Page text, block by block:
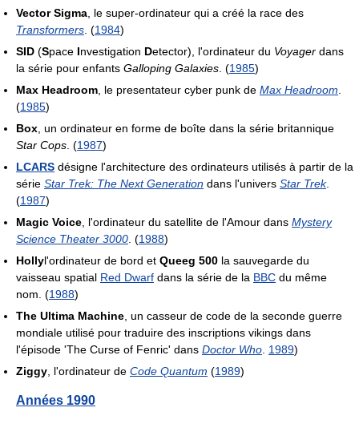
Vector Sigma , le super-ordinateur qui a créé la race des
Transformers . (1984)
SID (Space Investigation Detector), l'ordinateur du Voyager dans
la série pour enfants Galloping Galaxies . (1985)
Max Headroom , le presentateur cyber punk de Max Headroom
(1985)
Box , un ordinateur en forme de boîte dans la série britannique
Star Cops . (1987)
LCARS désigne l'architecture des ordinateurs utilisés à partir de la
série Star Trek: The Next Generation dans l'univers Star Trek.
(1987)
Magic Voice , l'ordinateur du satellite de l'Amour dans Mystery
Science Theater 3000 . (1988)
Hollyl'ordinateur de bord et Queeg 500 la sauvegarde du
vaisseau spatial Red Dwarf dans la série de la BBC du même
nom. (1988)
The Ultima Machine , un casseur de code de la seconde guerre
mondiale utilisé pour traduire des inscriptions vikings dans
l'épisode 'The Curse of Fenric' dans Doctor Who 1989)
Ziggy , l'ordinateur de Code Quantum (1989)
Années 1990